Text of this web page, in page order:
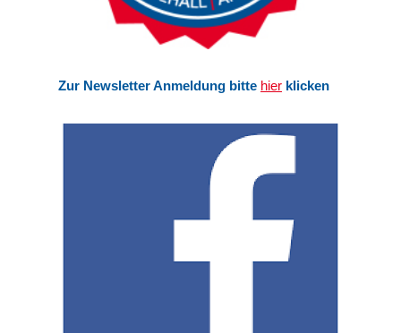
Zur Newsletter Anmeldung bitte hier klicken